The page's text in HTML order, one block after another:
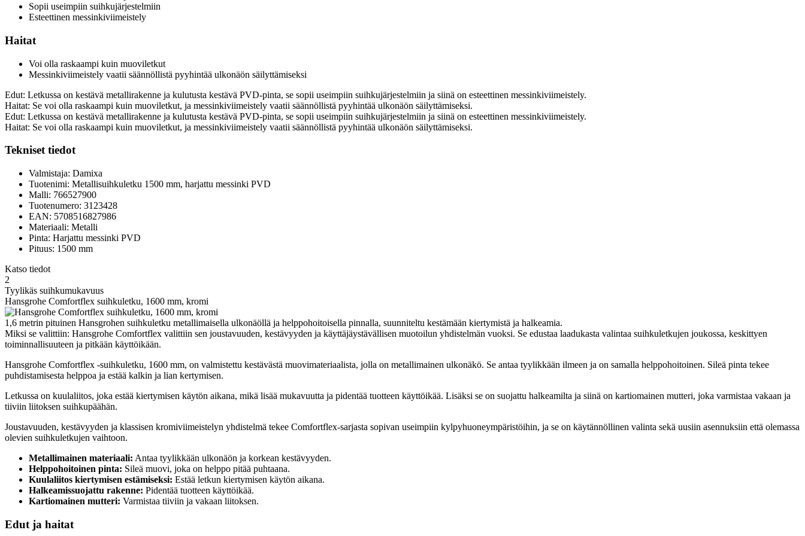
Sopii useimpiin suihkujärjestelmiin
Esteettinen messinkiviimeistely
Haitat
Voi olla raskaampi kuin muoviletkut
Messinkiviimeistely vaatii säännöllistä pyyhintää ulkonäön säilyttämiseksi
Edut: Letkussa on kestävä metallirakenne ja kulutusta kestävä PVD-pinta, se sopii useimpiin suihkujärjestelmiin ja siinä on esteettinen messinkiviimeistely.
Haitat: Se voi olla raskaampi kuin muoviletkut, ja messinkiviimeistely vaatii säännöllistä pyyhintää ulkonäön säilyttämiseksi.
Edut: Letkussa on kestävä metallirakenne ja kulutusta kestävä PVD-pinta, se sopii useimpiin suihkujärjestelmiin ja siinä on esteettinen messinkiviimeistely.
Haitat: Se voi olla raskaampi kuin muoviletkut, ja messinkiviimeistely vaatii säännöllistä pyyhintää ulkonäön säilyttämiseksi.
Tekniset tiedot
Valmistaja: Damixa
Tuotenimi: Metallisuihkuletku 1500 mm, harjattu messinki PVD
Malli: 766527900
Tuotenumero: 3123428
EAN: 5708516827986
Materiaali: Metalli
Pinta: Harjattu messinki PVD
Pituus: 1500 mm
Katso tiedot
2
Tyylikäs suihkumukavuus
Hansgrohe Comfortflex suihkuletku, 1600 mm, kromi
1,6 metrin pituinen Hansgrohen suihkuletku metallimaisella ulkonäöllä ja helppohoitoisella pinnalla, suunniteltu kestämään kiertymistä ja halkeamia.
Miksi se valittiin: Hansgrohe Comfortflex valittiin sen joustavuuden, kestävyyden ja käyttäjäystävällisen muotoilun yhdistelmän vuoksi. Se edustaa laadukasta valintaa suihkuletkujen joukossa, keskittyen
toiminnallisuuteen ja pitkään käyttöikään.
Hansgrohe Comfortflex -suihkuletku, 1600 mm, on valmistettu kestävästä muovimateriaalista, jolla on metallimainen ulkonäkö. Se antaa tyylikkään ilmeen ja on samalla helppohoitoinen. Sileä pinta tekee
puhdistamisesta helppoa ja estää kalkin ja lian kertymisen.
Letkussa on kuulaliitos, joka estää kiertymisen käytön aikana, mikä lisää mukavuutta ja pidentää tuotteen käyttöikää. Lisäksi se on suojattu halkeamilta ja siinä on kartiomainen mutteri, joka varmistaa vakaan ja
tiiviin liitoksen suihkupäähän.
Joustavuuden, kestävyyden ja klassisen kromiviimeistelyn yhdistelmä tekee Comfortflex-sarjasta sopivan useimpiin kylpyhuoneympäristöihin, ja se on käytännöllinen valinta sekä uusiin asennuksiin että olemassa
olevien suihkuletkujen vaihtoon.
Metallimainen materiaali: Antaa tyylikkään ulkonäön ja korkean kestävyyden.
Helppohoitoinen pinta: Sileä muovi, joka on helppo pitää puhtaana.
Kuulaliitos kiertymisen estämiseksi: Estää letkun kiertymisen käytön aikana.
Halkeamissuojattu rakenne: Pidentää tuotteen käyttöikää.
Kartiomainen mutteri: Varmistaa tiiviin ja vakaan liitoksen.
Edut ja haitat